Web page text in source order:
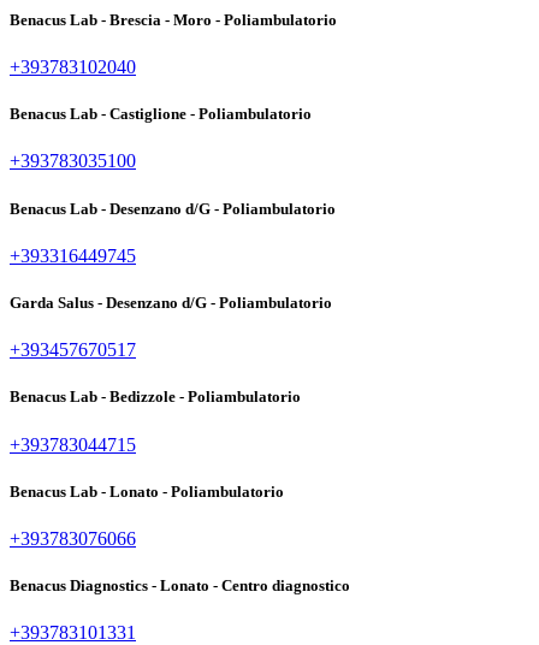
Benacus Lab - Brescia - Moro - Poliambulatorio
+393783102040
Benacus Lab - Castiglione - Poliambulatorio
+393783035100
Benacus Lab - Desenzano d/G - Poliambulatorio
+393316449745
Garda Salus - Desenzano d/G - Poliambulatorio
+393457670517
Benacus Lab - Bedizzole - Poliambulatorio
+393783044715
Benacus Lab - Lonato - Poliambulatorio
+393783076066
Benacus Diagnostics - Lonato - Centro diagnostico
+393783101331